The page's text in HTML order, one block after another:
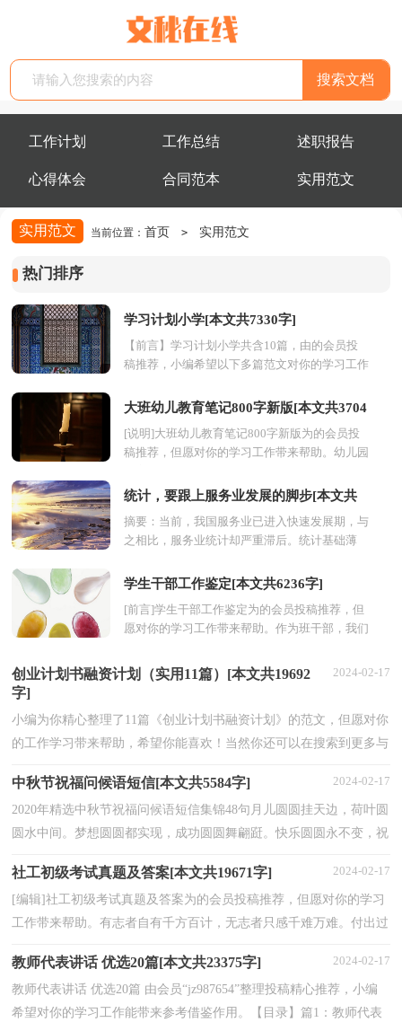
工作计划 工作总结 述职报告
心得体会 合同范本 实用范文
实用范文 当前位置：首页 > 实用范文
热门排序
学习计划小学[本文共7330字]
【前言】学习计划小学共含10篇，由的会员投
稿推荐，小编希望以下多篇范文对你的学习工作
习计划小学的...
大班幼儿教育笔记800字新版[本文共3704
字]
[说明]大班幼儿教育笔记800字新版为的会员投
稿推荐，但愿对你的学习工作带来帮助。幼儿园
习活动的...
统计，要跟上服务业发展的脚步[本文共
2923字]
摘要：当前，我国服务业已进入快速发展期，与
之相比，服务业统计却严重滞后。统计基础薄
计已经不能满足经济...
学生干部工作鉴定[本文共6236字]
[前言]学生干部工作鉴定为的会员投稿推荐，但
愿对你的学习工作带来帮助。作为班干部，我们
更加浓厚的...
创业计划书融资计划（实用11篇）[本文共19692
字]
2024-02-17
小编为你精心整理了11篇《创业计划书融资计划》的范文，但愿对你
的工作学习带来帮助，希望你能喜欢！当然你还可以在搜索到更多与
中秋节祝福问候语短信[本文共5584字] 2024-02-17
2020年精选中秋节祝福问候语短信集锦48句月儿圆圆挂天边，荷叶圆
圆水中间。梦想圆圆都实现，成功圆圆舞翩跹。快乐圆圆永不变，祝
社工初级考试真题及答案[本文共19671字] 2024-02-17
[编辑]社工初级考试真题及答案为的会员投稿推荐，但愿对你的学习
工作带来帮助。有志者自有千方百计，无志者只感千难万难。付出过
教师代表讲话 优选20篇[本文共23375字] 2024-02-17
教师代表讲话 优选20篇 由会员“jz987654”整理投稿精心推荐，小编
希望对你的学习工作能带来参考借鉴作用。【目录】篇1：教师代表